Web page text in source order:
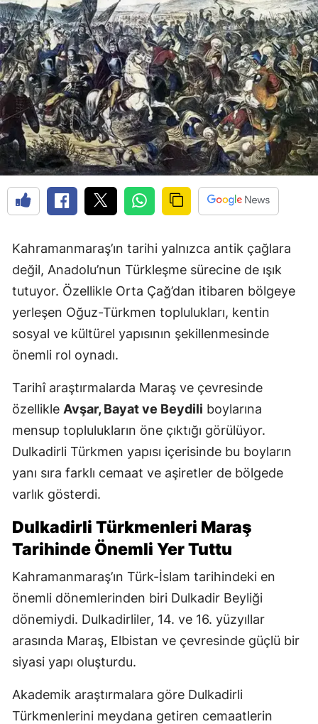
Kahramanmaraş’ın tarihi yalnızca antik çağlara
değil, Anadolu’nun Türkleşme sürecine de ışık
tutuyor. Özellikle Orta Çağ’dan itibaren bölgeye
yerleşen Oğuz-Türkmen toplulukları, kentin
sosyal ve kültürel yapısının şekillenmesinde
önemli rol oynadı.
Tarihî araştırmalarda Maraş ve çevresinde
özellikle Avşar, Bayat ve Beydili boylarına
mensup toplulukların öne çıktığı görülüyor.
Dulkadirli Türkmen yapısı içerisinde bu boyların
yanı sıra farklı cemaat ve aşiretler de bölgede
varlık gösterdi.
Dulkadirli Türkmenleri Maraş
Tarihinde Önemli Yer Tuttu
Kahramanmaraş’ın Türk-İslam tarihindeki en
önemli dönemlerinden biri Dulkadir Beyliği
dönemiydi. Dulkadirliler, 14. ve 16. yüzyıllar
arasında Maraş, Elbistan ve çevresinde güçlü bir
siyasi yapı oluşturdu.
Akademik araştırmalara göre Dulkadirli
Türkmenlerini meydana getiren cemaatlerin